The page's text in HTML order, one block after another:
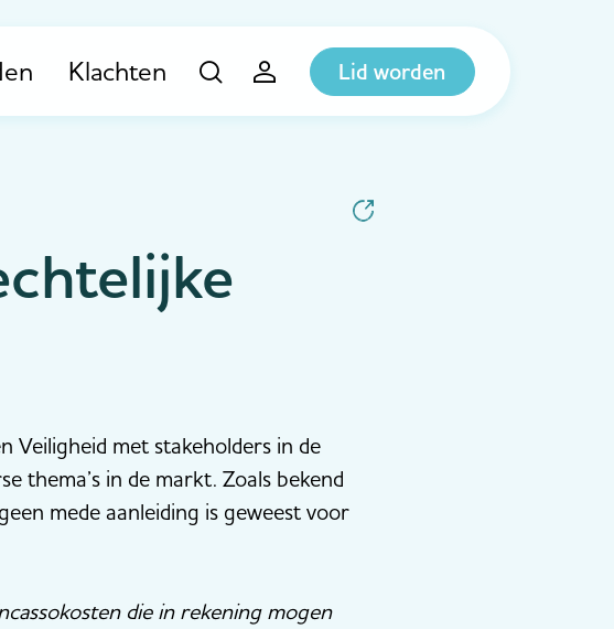
Klachten Lid worden
Veiligheid met stakeholders in de
thema’s in de markt. Zoals bekend
mede aanleiding is geweest voor
die in rekening mogen